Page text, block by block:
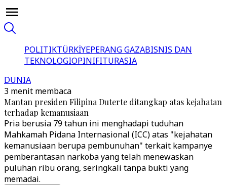
POLITIKTÜRKİYEPERANG GAZABISNIS DAN
TEKNOLOGIOPINIFITURASIA
DUNIA
3 menit membaca
Mantan presiden Filipina Duterte ditangkap atas kejahatan
terhadap kemanusiaan
Pria berusia 79 tahun ini menghadapi tuduhan
Mahkamah Pidana Internasional (ICC) atas "kejahatan
kemanusiaan berupa pembunuhan" terkait kampanye
pemberantasan narkoba yang telah menewaskan
puluhan ribu orang, seringkali tanpa bukti yang
memadai.